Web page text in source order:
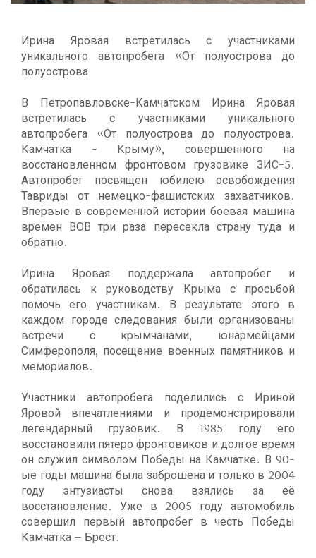
Ирина Яровая встретилась с участниками
уникального автопробега «От полуострова до
полуострова
В Петропавловске-Камчатском Ирина Яровая
встретилась с участниками уникального
автопробега «От полуострова до полуострова.
Камчатка - Крыму», совершенного на
восстановленном фронтовом грузовике ЗИС-5.
Автопробег посвящен юбилею освобождения
Тавриды от немецко-фашистских захватчиков.
Впервые в современной истории боевая машина
времен ВОВ три раза пересекла страну туда и
обратно.
Ирина Яровая поддержала автопробег и
обратилась к руководству Крыма с просьбой
помочь его участникам. В результате этого в
каждом городе следования были организованы
встречи с крымчанами, юнармейцами
Симферополя, посещение военных памятников и
мемориалов.
Участники автопробега поделились с Ириной
Яровой впечатлениями и продемонстрировали
легендарный грузовик. В 1985 году его
восстановили пятеро фронтовиков и долгое время
он служил символом Победы на Камчатке. В 90-
ые годы машина была заброшена и только в 2004
году энтузиасты снова взялись за её
восстановление. Уже в 2005 году автомобиль
совершил первый автопробег в честь Победы
Камчатка – Брест.